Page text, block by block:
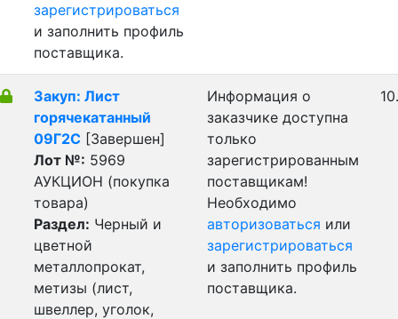
зарегистрироваться
и заполнить профиль
поставщика.
Закуп: Лист
горячекатанный
09Г2С [Завершен]
Лот №: 5969
АУКЦИОН (покупка
товара)
Раздел: Черный и
цветной
металлопрокат,
метизы (лист,
швеллер, уголок,
Информация о
заказчике доступна
только
зарегистрированным
поставщикам!
Необходимо
авторизоваться или
зарегистрироваться
и заполнить профиль
поставщика.